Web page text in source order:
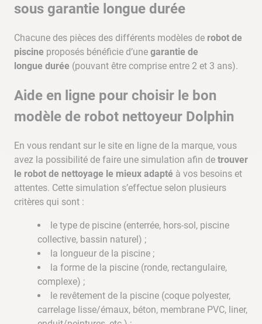
sous garantie longue durée
Chacune des pièces des différents modèles de robot de
piscine proposés bénéficie d’une garantie de
longue durée (pouvant être comprise entre 2 et 3 ans).
Aide en ligne pour choisir le bon
modèle de robot nettoyeur Dolphin
En vous rendant sur le site en ligne de la marque, vous
avez la possibilité de faire une simulation afin de trouver
le robot de nettoyage le mieux adapté à vos besoins et
attentes. Cette simulation s’effectue selon plusieurs
critères qui sont :
le type de piscine (enterrée, hors-sol, piscine
collective, bassin naturel) ;
la longueur de la piscine ;
la forme de la piscine (ronde, rectangulaire,
complexe) ;
le revêtement de la piscine (coque polyester,
carrelage lisse/émaux, béton, membrane PVC, liner,